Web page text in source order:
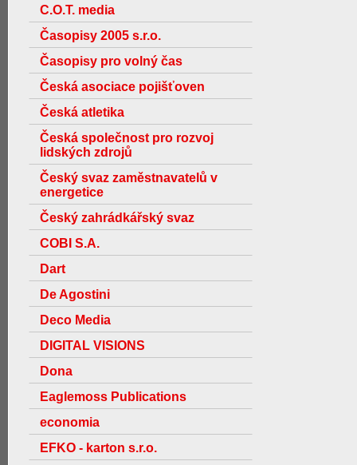
C.O.T. media
Časopisy 2005 s.r.o.
Časopisy pro volný čas
Česká asociace pojišťoven
Česká atletika
Česká společnost pro rozvoj
lidských zdrojů
Český svaz zaměstnavatelů v
energetice
Český zahrádkářský svaz
COBI S.A.
Dart
De Agostini
Deco Media
DIGITAL VISIONS
Dona
Eaglemoss Publications
economia
EFKO - karton s.r.o.